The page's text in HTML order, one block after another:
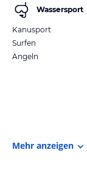
Wassersport
Kanusport
Surfen
Angeln
Mehr anzeigen